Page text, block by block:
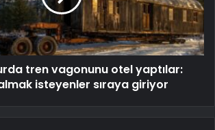
tren vagonunu otel yaptılar:
isteyenler sıraya giriyor